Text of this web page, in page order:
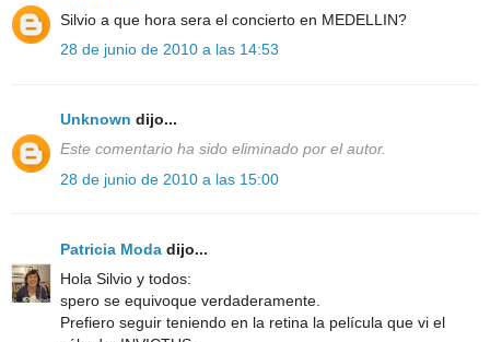
Silvio a que hora sera el concierto en MEDELLIN?
28 de junio de 2010 a las 14:53
Unknown dijo...
Este comentario ha sido eliminado por el autor.
28 de junio de 2010 a las 15:00
Patricia Moda dijo...
Hola Silvio y todos:
spero se equivoque verdaderamente.
Prefiero seguir teniendo en la retina la película que vi el